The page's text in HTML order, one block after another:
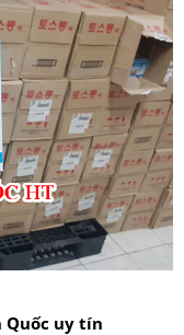
Quốc uy tín